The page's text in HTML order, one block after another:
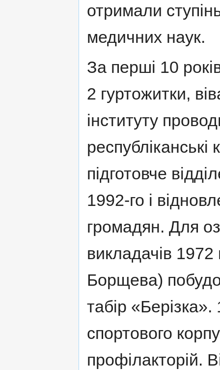
отримали
медичних наук.
За першi 10
2 гуртожитки,
інституту
пiдготовче
1992-го і
громадян. Для
викладачiв
Борщева)
табiр «Берiзкa».
спортового
профiлакторiй.